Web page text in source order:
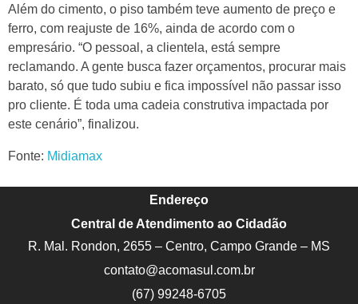
Além do cimento, o piso também teve aumento de preço e
ferro, com reajuste de 16%, ainda de acordo com o
empresário. “O pessoal, a clientela, está sempre
reclamando. A gente busca fazer orçamentos, procurar mais
barato, só que tudo subiu e fica impossível não passar isso
pro cliente. É toda uma cadeia construtiva impactada por
este cenário”, finalizou.
Fonte: Midiamax
Endereço
Central de Atendimento ao Cidadão
R. Mal. Rondon, 2655 – Centro, Campo Grande – MS
contato@acomasul.com.br
(67) 99248-6705